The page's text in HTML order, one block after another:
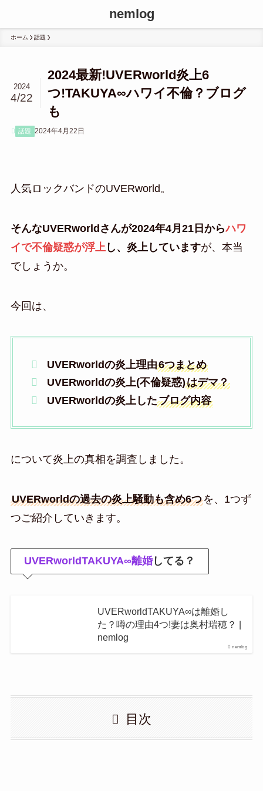
nemlog
ホーム 話題
2024最新!UVERworld炎上6
つ!TAKUYA∞ハワイ不倫？ブログ
も
2024
4/22
話題 2024年4月22日
人気ロックバンドのUVERworld。
そんなUVERworldさんが2024年4月21日からハワ
イで不倫疑惑が浮上 し、炎上していますが、本当
でしょうか。
今回は、
UVERworldの炎上理由6つまとめ
UVERworldの炎上(不倫疑惑)はデマ？
UVERworldの炎上したブログ内容
について炎上の真相を調査しました。
UVERworldの過去の炎上騒動も含め6つを、1つず
つご紹介していきます。
UVERworldTAKUYA∞離婚 してる？
nemlog
UVERworldTAKUYA∞は離婚し
た？噂の理由4つ!妻は奥村瑞穂？ |
nemlog
目次